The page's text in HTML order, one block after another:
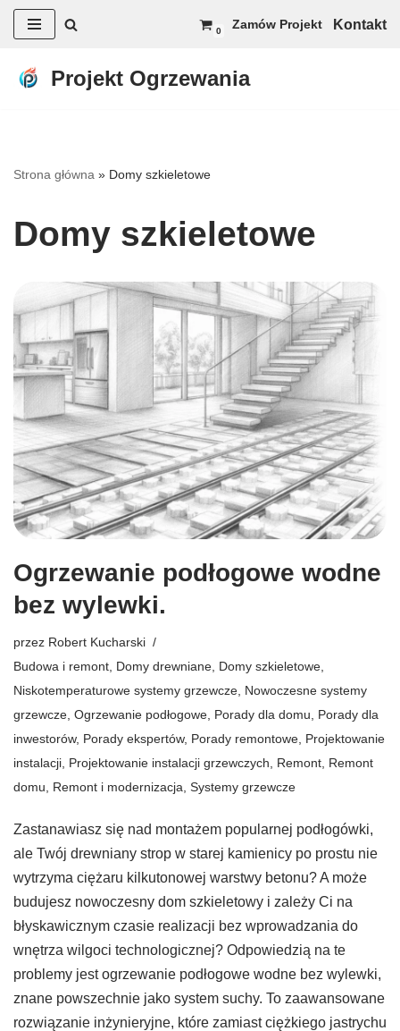
do
0 Zamów Projekt Kontakt
Projekt Ogrzewania
Strona główna » Domy szkieletowe
Domy szkieletowe
Ogrzewanie podłogowe wodne
bez wylewki.
przez Robert Kucharski
Budowa i remont Domy drewniane Domy szkieletowe
Niskotemperaturowe systemy grzewcze Nowoczesne systemy
grzewcze Ogrzewanie podłogowe Porady dla domu
Porady dla
inwestorów, Porady ekspertów, Porady remontowe Projektowanie
instalacji Projektowanie instalacji grzewczych Remont Remont
domu
Remont i modernizacja Systemy grzewcze
Zastanawiasz się nad montażem popularnej podłogówki,
ale Twój drewniany strop w starej kamienicy po prostu nie
wytrzyma ciężaru kilkutonowej warstwy betonu? A może
budujesz nowoczesny dom szkieletowy i zależy Ci na
błyskawicznym czasie realizacji bez wprowadzania do
wnętrza wilgoci technologicznej? Odpowiedzią na te
problemy jest ogrzewanie podłogowe wodne bez wylewki,
znane powszechnie jako system suchy. To zaawansowane
rozwiązanie inżynieryjne, które zamiast ciężkiego jastrychu